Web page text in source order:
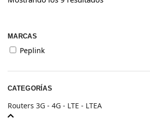
MARCAS
Peplink
CATEGORÍAS
Routers 3G - 4G - LTE - LTEA